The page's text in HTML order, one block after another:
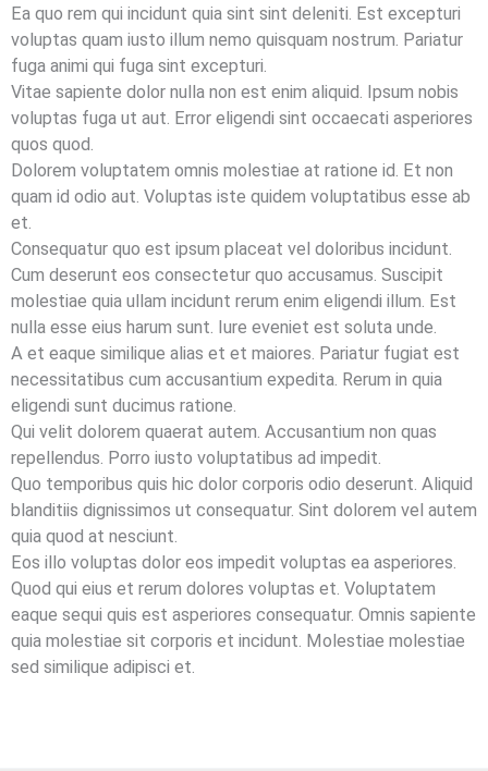
Ea quo rem qui incidunt quia sint sint deleniti. Est excepturi
voluptas quam iusto illum nemo quisquam nostrum. Pariatur
fuga animi qui fuga sint excepturi.
Vitae sapiente dolor nulla non est enim aliquid. Ipsum nobis
voluptas fuga ut aut. Error eligendi sint occaecati asperiores
quos quod.
Dolorem voluptatem omnis molestiae at ratione id. Et non
quam id odio aut. Voluptas iste quidem voluptatibus esse ab
et.
Consequatur quo est ipsum placeat vel doloribus incidunt.
Cum deserunt eos consectetur quo accusamus. Suscipit
molestiae quia ullam incidunt rerum enim eligendi illum. Est
nulla esse eius harum sunt. Iure eveniet est soluta unde.
A et eaque similique alias et et maiores. Pariatur fugiat est
necessitatibus cum accusantium expedita. Rerum in quia
eligendi sunt ducimus ratione.
Qui velit dolorem quaerat autem. Accusantium non quas
repellendus. Porro iusto voluptatibus ad impedit.
Quo temporibus quis hic dolor corporis odio deserunt. Aliquid
blanditiis dignissimos ut consequatur. Sint dolorem vel autem
quia quod at nesciunt.
Eos illo voluptas dolor eos impedit voluptas ea asperiores.
Quod qui eius et rerum dolores voluptas et. Voluptatem
eaque sequi quis est asperiores consequatur. Omnis sapiente
quia molestiae sit corporis et incidunt. Molestiae molestiae
sed similique adipisci et.